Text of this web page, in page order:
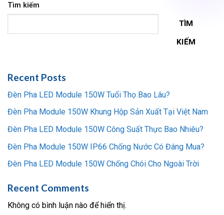
Tìm kiếm
TÌM
KIẾM
Recent Posts
Đèn Pha LED Module 150W Tuổi Thọ Bao Lâu?
Đèn Pha Module 150W Khung Hộp Sản Xuất Tại Việt Nam
Đèn Pha LED Module 150W Công Suất Thực Bao Nhiêu?
Đèn Pha Module 150W IP66 Chống Nước Có Đáng Mua?
Đèn Pha LED Module 150W Chống Chói Cho Ngoài Trời
Recent Comments
Không có bình luận nào để hiển thị.